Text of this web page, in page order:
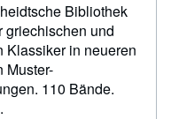
Bibliothek
griechischen und
Klassiker in neueren
Muster-
110 Bände.